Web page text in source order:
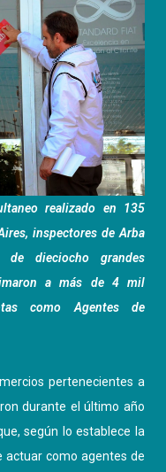
realizado en 135
inspectores de Arba
de dieciocho grandes
a más de 4 mil
como Agentes de
pertenecientes a
durante el último año
según lo establece la
actuar como agentes de